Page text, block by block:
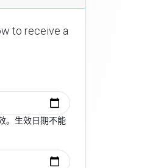
。生效日期不能